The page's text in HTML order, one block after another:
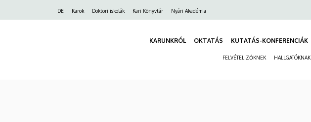
Felső
DE Karok Doktori iskolák Kari Könyvtár Nyári Akadémia
KARUNKRÓL OKTATÁS KUTATÁS-KONFERENCIÁK
FELVÉTELIZŐKNEK HALLGATÓKNAK